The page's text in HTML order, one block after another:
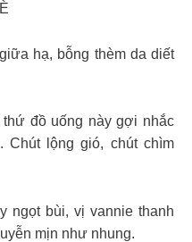
hạ, bỗng thèm da diết
đồ uống này gợi nhắc
Chút lộng gió, chút chìm
ngọt bùi, vị vannie thanh
mịn như nhung.